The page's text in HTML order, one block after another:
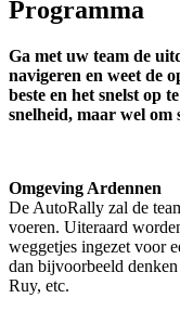
Programma
Ga met uw team de
navigeren en weet de
beste en het snelst op
snelheid, maar wel
Omgeving Ardennen
De AutoRally zal de
voeren. Uiteraard
weggetjes ingezet voor
dan bijvoorbeeld
Ruy, etc.